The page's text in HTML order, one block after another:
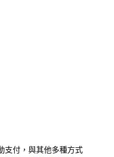
支付，與其他多種方式